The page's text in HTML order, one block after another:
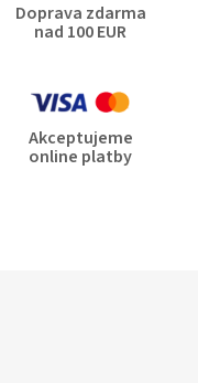
Doprava zdarma
nad 100 EUR
Akceptujeme
online platby